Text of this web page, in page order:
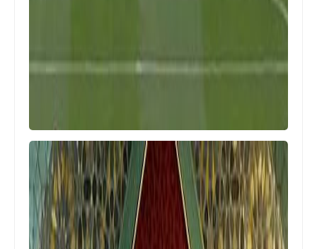
اخبار خفيفة
ملخص وأهداف مباراة الزمالك والإتحاد 0-
3 في كأس عاصمة مصر